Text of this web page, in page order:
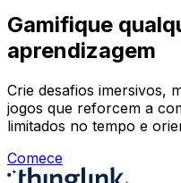
Gamifique
aprendizagem
Crie desafios imersivos,
jogos que reforcem a
limitados no tempo e
Comece